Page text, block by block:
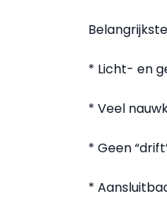
* Licht- en
* Veel
* Geen
*